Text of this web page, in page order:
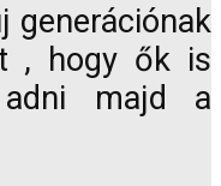
generációnak
, hogy ők is
majd a